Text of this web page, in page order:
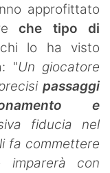
approfittato
che tipo di
lo ha visto
"Un giocatore
passaggi
e
fiducia nel
fa commettere
imparerà con